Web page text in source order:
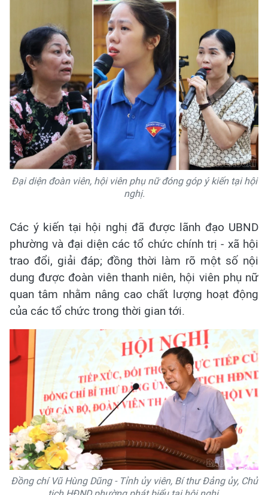
Đại diện đoàn viên, hội viên phụ nữ đóng góp ý kiến tại hội
nghị.
Các ý kiến tại hội nghị đã được lãnh đạo UBND
phường và đại diện các tổ chức chính trị - xã hội
trao đổi, giải đáp; đồng thời làm rõ một số nội
dung được đoàn viên thanh niên, hội viên phụ nữ
quan tâm nhằm nâng cao chất lượng hoạt động
của các tổ chức trong thời gian tới.
Đồng chí Vũ Hùng Dũng - Tỉnh ủy viên, Bí thư Đảng ủy, Chủ